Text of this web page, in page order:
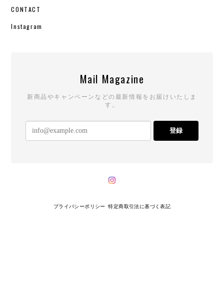
CONTACT
Instagram
Mail Magazine
新商品やキャンペーンなどの最新情報をお届けいたしま
す。
登録
プライバシーポリシー 特定商取引法に基づく表記